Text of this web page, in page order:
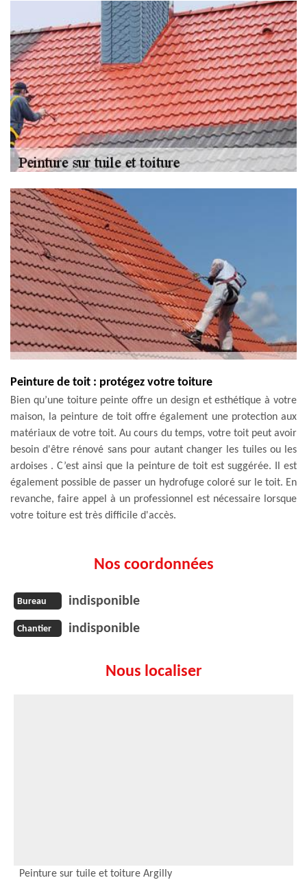
Peinture de toit : protégez votre toiture
Bien qu’une toiture peinte offre un design et esthétique à votre
maison, la peinture de toit offre également une protection aux
matériaux de votre toit. Au cours du temps, votre toit peut avoir
besoin d'être rénové sans pour autant changer les tuiles ou les
ardoises . C’est ainsi que la peinture de toit est suggérée. Il est
également possible de passer un hydrofuge coloré sur le toit. En
revanche, faire appel à un professionnel est nécessaire lorsque
votre toiture est très difficile d'accès.
Nos coordonnées
Bureau indisponible
Chantier indisponible
Nous localiser
Peinture sur tuile et toiture Argilly